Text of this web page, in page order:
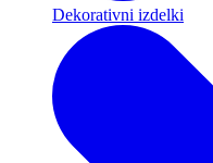
Dekorativni izdelki